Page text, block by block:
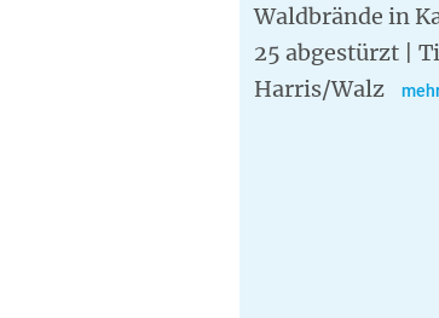
Waldbrände in
25 abgestürzt |
Harris/Walz